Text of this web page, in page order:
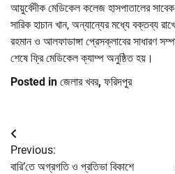
আয়ুর্বেদীক মেডিকেল কলেজ হাসপাতালের
সারিক হাচান খান, অন্যান্যের মধ্যে বক্তব্য
রহমান ও আলফাডাঙ্গা প্রেসক্লাবের সাধারণ
শেষে ফ্রি মেডিকেল ক্যাম্প অনুষ্ঠিত হয়।
Posted in জেলার খবর, ফরিদপুর
Post
navigation
Previous:
বারি’তে অগ্রগতি ও প্রতিভা বিকাশে